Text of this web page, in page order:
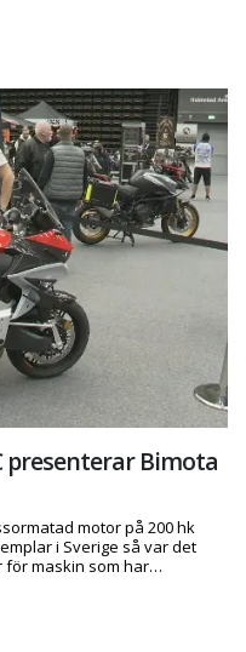
presenterar Bimota
motor på 200 hk
i Sverige så var det
för maskin som har